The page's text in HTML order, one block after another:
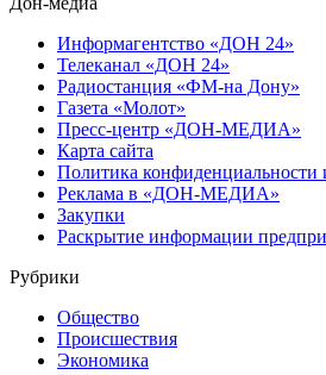
Информагентство «ДОН 24»
Телеканал «ДОН 24»
Радиостанция «ФМ-на Дону»
Газета «Молот»
Пресс-центр «ДОН-МЕДИА»
Карта сайта
Политика
Реклама в «ДОН-МЕДИА»
Закупки
Раскрытие информации
Рубрики
Общество
Происшествия
Экономика